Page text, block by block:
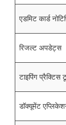
एडमिट कार्ड
रिजल्ट अपडेट्स
टाइपिंग प्रैक्टिस
डॉक्यूमेंट